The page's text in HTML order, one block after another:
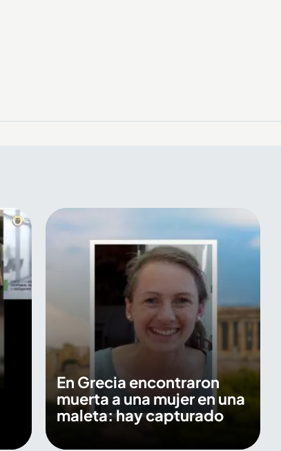
En Grecia encontraron
muerta a una mujer en una
maleta: hay capturado